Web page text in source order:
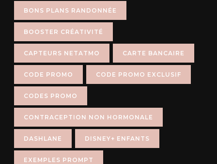
BONS PLANS RANDONNÉE
BOOSTER CRÉATIVITÉ
CAPTEURS NETATMO CARTE BANCAIRE
CODE PROMO CODE PROMO EXCLUSIF
CODES PROMO
CONTRACEPTION NON HORMONALE
DASHLANE DISNEY+ ENFANTS
EXEMPLES PROMPT